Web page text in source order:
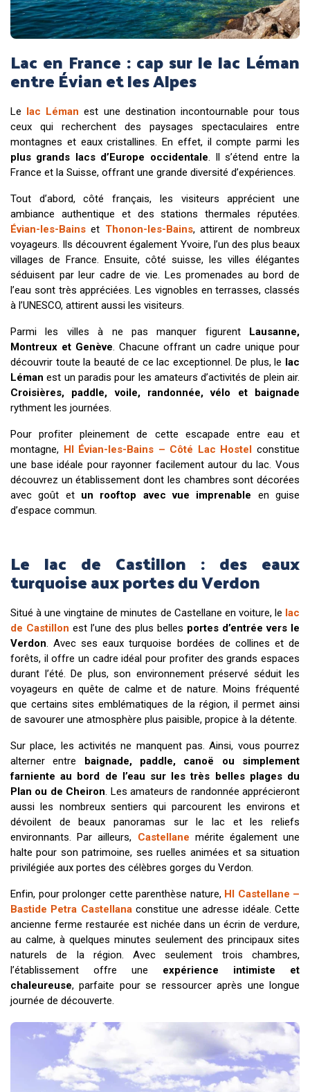
Lac en France : cap sur le lac Léman
entre Évian et les Alpes
Le lac Léman est une destination incontournable pour tous
ceux qui recherchent des paysages spectaculaires entre
montagnes et eaux cristallines. En effet, il compte parmi les
plus grands lacs d’Europe occidentale . Il s’étend entre la
France et la Suisse, offrant une grande diversité d’expériences.
Tout d’abord, côté français, les visiteurs apprécient une
ambiance authentique et des stations thermales réputées.
Évian-les-Bains et Thonon-les-Bains, attirent de nombreux
voyageurs. Ils découvrent également Yvoire, l’un des plus beaux
villages de France. Ensuite, côté suisse, les villes élégantes
séduisent par leur cadre de vie. Les promenades au bord de
l’eau sont très appréciées. Les vignobles en terrasses, classés
à l’UNESCO, attirent aussi les visiteurs.
Parmi les villes à ne pas manquer figurentLausanne,
Montreux et Genève . Chacune offrant un cadre unique pour
découvrir toute la beauté de ce lac exceptionnel. De plus, le lac
Léman est un paradis pour les amateurs d’activités de plein air.
Croisières, paddle, voile, randonnée, vélo et baignade
rythment les journées.
Pour profiter pleinement de cette escapade entre eau et
montagne, HI Évian-les-Bains – Côté Lac Hostel constitue
une base idéale pour rayonner facilement autour du lac. Vous
découvrez un établissement dont les chambres sont décorées
avec goût et un rooftop avec vue imprenable en guise
d’espace commun.
Le lac de Castillon : des eaux
turquoise aux portes du Verdon
Situé à une vingtaine de minutes de Castellane en voiture, le lac
de Castillon est l’une des plus belles portes d’entrée vers le
Verdon . Avec ses eaux turquoise bordées de collines et de
forêts, il offre un cadre idéal pour profiter des grands espaces
durant l’été. De plus, son environnement préservé séduit les
voyageurs en quête de calme et de nature. Moins fréquenté
que certains sites emblématiques de la région, il permet ainsi
de savourer une atmosphère plus paisible, propice à la détente.
Sur place, les activités ne manquent pas. Ainsi, vous pourrez
alterner entre baignade, paddle, canoë ou simplement
farniente au bord de l’eau sur les très belles plages du
Plan ou de Cheiron . Les amateurs de randonnée apprécieront
aussi les nombreux sentiers qui parcourent les environs et
dévoilent de beaux panoramas sur le lac et les reliefs
environnants. Par ailleurs, Castellane mérite également une
halte pour son patrimoine, ses ruelles animées et sa situation
privilégiée aux portes des célèbres gorges du Verdon.
Enfin, pour prolonger cette parenthèse nature, HI Castellane –
Bastide Petra Castellanaconstitue une adresse idéale. Cette
ancienne ferme restaurée est nichée dans un écrin de verdure,
au calme, à quelques minutes seulement des principaux sites
naturels de la région. Avec seulement trois chambres,
l’établissement offre une expérience intimiste et
chaleureuse, parfaite pour se ressourcer après une longue
journée de découverte.